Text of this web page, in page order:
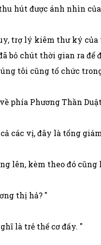
hút được ánh nhìn
trợ lý kiêm thư ký
bỏ chút thời gian ra
tôi cũng tổ chức
phía Phương Thần
các vị, đây là tổng
lên, kèm theo đó
thị hả? "
là trẻ thế cơ đấy. "